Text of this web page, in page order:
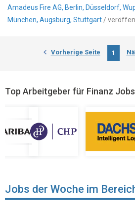
Amadeus Fire AG, Berlin, Düsseldorf,
München, Augsburg, Stuttgart /
Vorherige Seite 1
Top Arbeitgeber für Finanz Jobs
Jobs der Woche im